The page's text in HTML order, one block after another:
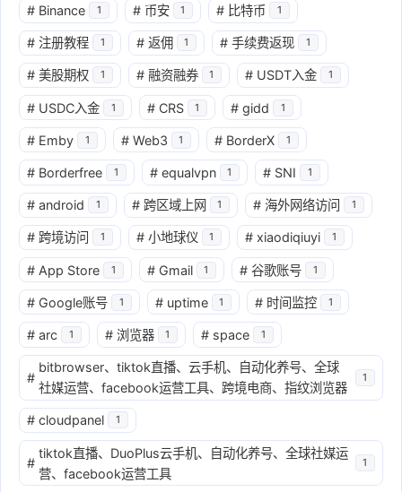
# Binance 1 # 币安 1 # 比特币 1
# 注册教程 1 # 返佣 1 # 手续费返现 1
# 美股期权 1 # 融资融券 1 # USDT入金 1
# USDC入金 1 # CRS 1 # gidd 1
# Emby 1 # Web3 1 # BorderX 1
# Borderfree 1 # equalvpn 1 # SNI 1
# android 1 # 跨区域上网 1 # 海外网络访问 1
# 跨境访问 1 # 小地球仪 1 # xiaodiqiuyi 1
# App Store 1 # Gmail 1 # 谷歌账号 1
# Google账号 1 # uptime 1 # 时间监控 1
# arc 1 # 浏览器 1 # space 1
#
bitbrowser、tiktok直播、云手机、自动化养号、全球
社媒运营、facebook运营工具、跨境电商、指纹浏览器
1
# cloudpanel 1
#
tiktok直播、DuoPlus云手机、自动化养号、全球社媒运
营、facebook运营工具
1